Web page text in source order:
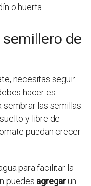
o huerta.
de
necesitas seguir
hacer es
las semillas.
y libre de
puedan crecer
para facilitar la
puedes agregarun